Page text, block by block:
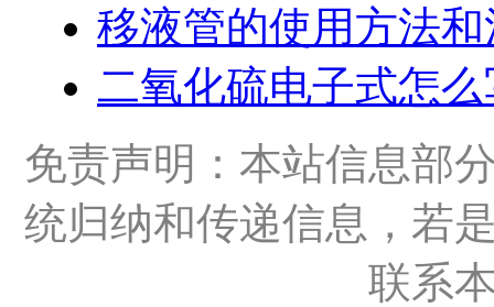
移液管的使用方法
二氧化硫电子式怎
免责声明：本站信息部
统归纳和传递信息，若
联系